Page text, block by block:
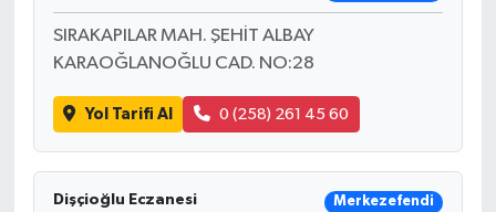
SIRAKAPILAR MAH. ŞEHİT ALBAY
KARAOĞLANOĞLU CAD. NO:28
Yol Tarifi Al 0 (258) 261 45 60
Dişçioğlu Eczanesi Merkezefendi